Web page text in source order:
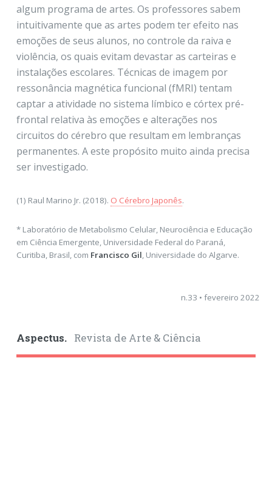
algum programa de artes. Os professores sabem
intuitivamente que as artes podem ter efeito nas
emoções de seus alunos, no controle da raiva e
violência, os quais evitam devastar as carteiras e
instalações escolares. Técnicas de imagem por
ressonância magnética funcional (fMRI) tentam
captar a atividade no sistema límbico e córtex pré-
frontal relativa às emoções e alterações nos
circuitos do cérebro que resultam em lembranças
permanentes. A este propósito muito ainda precisa
ser investigado.
(1) Raul Marino Jr. (2018). O Cérebro Japonês.
* Laboratório de Metabolismo Celular, Neurociência e Educação
em Ciência Emergente, Universidade Federal do Paraná,
Curitiba, Brasil, com Francisco Gil , Universidade do Algarve.
Aspectus. Revista de Arte & Ciência
n.33 • fevereiro 2022